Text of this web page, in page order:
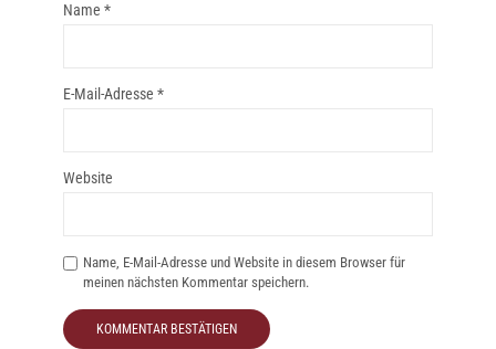
Name *
E-Mail-Adresse *
Website
Name, E-Mail-Adresse und Website in diesem Browser für
meinen nächsten Kommentar speichern.